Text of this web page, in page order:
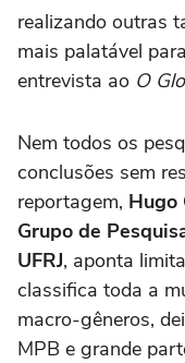
realizando outras
mais palatável
entrevista ao O
Nem todos os
conclusões sem
reportagem, Hugo
Grupo de
UFRJ, aponta
classifica toda a
macro-gêneros,
MPB e grande